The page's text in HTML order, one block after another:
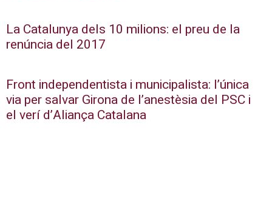
La Catalunya dels 10 milions: el preu de la
renúncia del 2017
Front independentista i municipalista: l’única
via per salvar Girona de l’anestèsia del PSC i
el verí d’Aliança Catalana